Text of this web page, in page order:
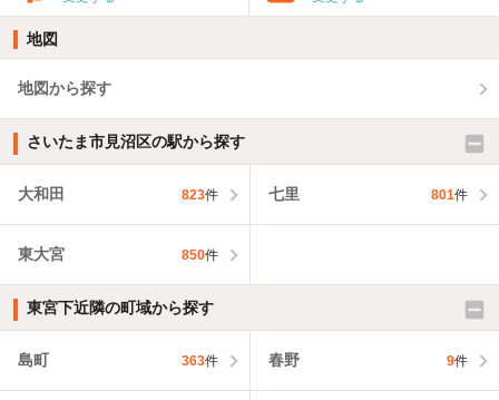
地図
地図から探す
さいたま市見沼区の駅から探す
大和田 823件 七里 801件
東大宮 850件
東宮下近隣の町域から探す
島町 363件 春野 9件